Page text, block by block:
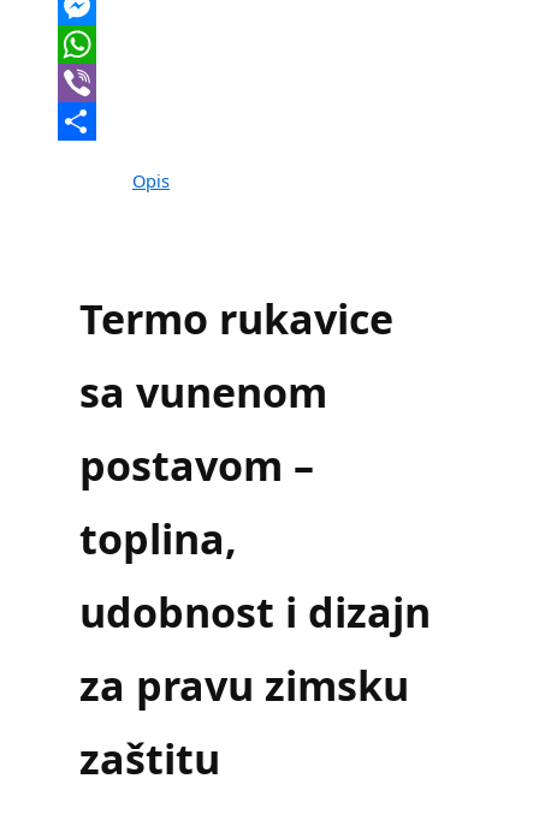
Copy
Link
Messenger
WhatsApp
Viber
Opis
Termo rukavice
sa vunenom
postavom –
toplina,
udobnost i dizajn
za pravu zimsku
zaštitu